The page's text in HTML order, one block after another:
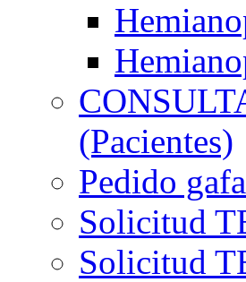
(Pacientes)
Pedido
Solicitud
Solicitud